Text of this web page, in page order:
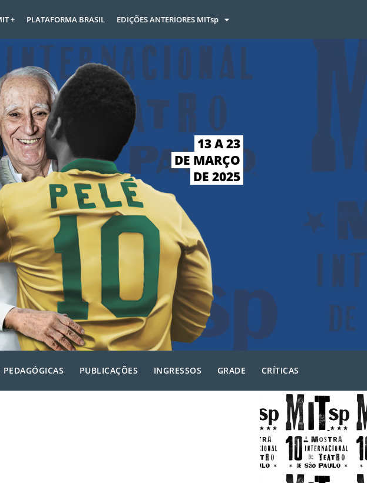
+ PLATAFORMA BRASIL EDIÇÕES ANTERIORES MITsp
13 A 23
DE MARÇO
DE 2025
PEDAGÓGICAS PUBLICAÇÕES INGRESSOS GRADE CRÍTICAS